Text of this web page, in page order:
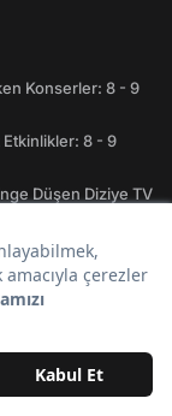
Konserler: 8 - 9
Etkinlikler: 8 - 9
Düşen Diziye TV
Selahattin
Giderim"
Malzeme